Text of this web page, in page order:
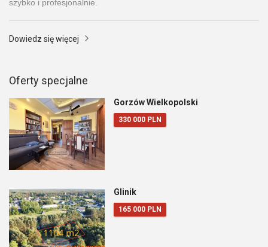
szybko i profesjonalnie.
Dowiedz się więcej
Oferty specjalne
Gorzów Wielkopolski
330 000 PLN
Glinik
165 000 PLN